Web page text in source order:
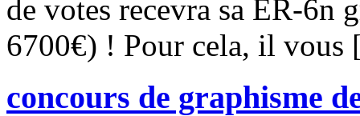
de votes recevra sa ER-6n
6700€) ! Pour cela, il vous
concours de graphisme